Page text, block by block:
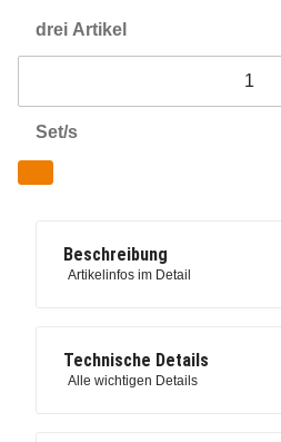
drei Artikel
Set/s
Beschreibung
Artikelinfos im Detail
Technische Details
Alle wichtigen Details